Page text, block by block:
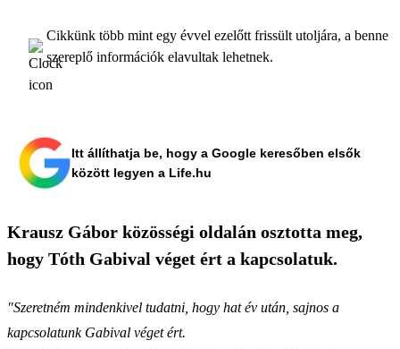
Cikkünk több mint egy évvel ezelőtt frissült utoljára, a benne
szereplő információk elavultak lehetnek.
Itt állíthatja be, hogy a Google keresőben elsők
között legyen a Life.hu
Krausz Gábor közösségi oldalán osztotta meg,
hogy Tóth Gabival véget ért a kapcsolatuk.
"Szeretném mindenkivel tudatni, hogy hat év után, sajnos a
kapcsolatunk Gabival véget ért.